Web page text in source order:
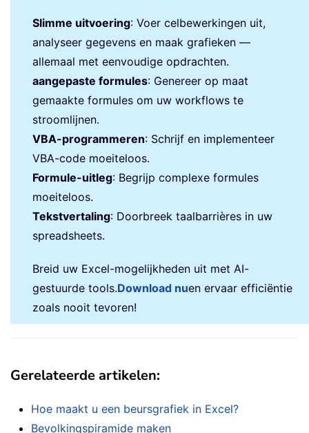
Slimme uitvoering: Voer celbewerkingen uit,
analyseer gegevens en maak grafieken —
allemaal met eenvoudige opdrachten.
aangepaste formules: Genereer op maat
gemaakte formules om uw workflows te
stroomlijnen.
VBA-programmeren: Schrijf en implementeer
VBA-code moeiteloos.
Formule-uitleg: Begrijp complexe formules
moeiteloos.
Tekstvertaling: Doorbreek taalbarrières in uw
spreadsheets.
Breid uw Excel-mogelijkheden uit met AI-
gestuurde tools.Download nuen ervaar efficiëntie
zoals nooit tevoren!
Gerelateerde artikelen:
Hoe maakt u een beursgrafiek in Excel?
Bevolkingspiramide maken